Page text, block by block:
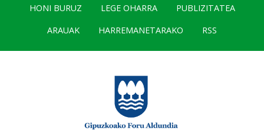
HONI BURUZ LEGE OHARRA
PUBLIZITATEA
ARAUAK
HARREMANETARAKO RSS